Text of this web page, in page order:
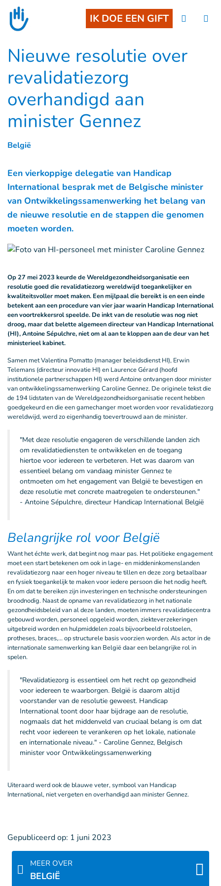
Goto main content
IK DOE EEN GIFT
Nieuwe resolutie over
revalidatiezorg
overhandigd aan
minister Gennez
België
Een vierkoppige delegatie van Handicap
International besprak met de Belgische minister
van Ontwikkelingssamenwerking het belang van
de nieuwe resolutie en de stappen die genomen
moeten worden.
Op 27 mei 2023 keurde de Wereldgezondheidsorganisatie een
resolutie goed die revalidatiezorg wereldwijd toegankelijker en
kwaliteitsvoller moet maken. Een mijlpaal die bereikt is en een einde
betekent aan een procedure van vier jaar waarin Handicap International
een voortrekkersrol speelde. De inkt van de resolutie was nog niet
droog, maar dat belette algemeen directeur van Handicap International
(HI), Antoine Sépulchre, niet om al aan te kloppen aan de deur van het
ministerieel kabinet.
Samen met Valentina Pomatto (manager beleidsdienst HI), Erwin
Telemans (directeur innovatie HI) en Laurence Gérard (hoofd
institutionele partnerschappen HI) werd Antoine ontvangen door minister
van ontwikkelingssamenwerking Caroline Gennez. De originele tekst die
de 194 lidstaten van de Wereldgezondheidsorganisatie recent hebben
goedgekeurd en die een gamechanger moet worden voor revalidatiezorg
wereldwijd, werd zo eigenhandig toevertrouwd aan de minister.
"Met deze resolutie engageren de verschillende landen zich
om revalidatiediensten te ontwikkelen en de toegang
hiertoe voor iedereen te verbeteren. Het was daarom van
essentieel belang om vandaag minister Gennez te
ontmoeten om het engagement van België te bevestigen en
deze resolutie met concrete maatregelen te ondersteunen."
- Antoine Sépulchre, directeur Handicap International België
Belangrijke rol voor België
Want het échte werk, dat begint nog maar pas. Het politieke engagement
moet een start betekenen om ook in lage- en middeninkomenslanden
revalidatiezorg naar een hoger niveau te tillen en deze zorg betaalbaar
en fysiek toegankelijk te maken voor iedere persoon die het nodig heeft.
En om dat te bereiken zijn investeringen en technische ondersteuningen
broodnodig. Naast de opname van revalidatiezorg in het nationale
gezondheidsbeleid van al deze landen, moeten immers revalidatiecentra
gebouwd worden, personeel opgeleid worden, ziekteverzekeringen
uitgebreid worden en hulpmiddelen zoals bijvoorbeeld rolstoelen,
protheses, braces,... op structurele basis voorzien worden. Als actor in de
internationale samenwerking kan België daar een belangrijke rol in
spelen.
"Revalidatiezorg is essentieel om het recht op gezondheid
voor iedereen te waarborgen. België is daarom altijd
voorstander van de resolutie geweest. Handicap
International toont door haar bijdrage aan de resolutie,
nogmaals dat het middenveld van cruciaal belang is om dat
recht voor iedereen te verankeren op het lokale, nationale
en internationale niveau." - Caroline Gennez, Belgisch
minister voor Ontwikkelingssamenwerking
Uiteraard werd ook de blauwe veter, symbool van Handicap
International, niet vergeten en overhandigd aan minister Gennez.
Gepubliceerd op: 1 juni 2023
MEER OVER
BELGIË